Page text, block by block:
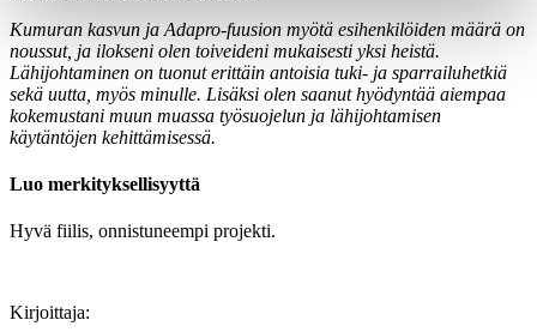
Kumuran kasvun ja Adapro-fuusion myötä esihenkilöiden määrä on
noussut, ja ilokseni olen toiveideni mukaisesti yksi heistä.
Lähijohtaminen on tuonut erittäin antoisia tuki- ja sparrailuhetkiä
sekä uutta, myös minulle. Lisäksi olen saanut hyödyntää aiempaa
kokemustani muun muassa työsuojelun ja lähijohtamisen
käytäntöjen kehittämisessä.
Luo merkityksellisyyttä
Hyvä fiilis, onnistuneempi projekti.
Kirjoittaja: